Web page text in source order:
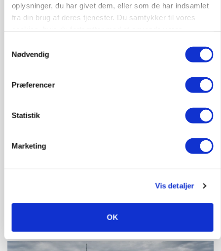
oplysninger, du har givet dem, eller som de har indsamlet
fra din brug af deres tjenester. Du samtykker til vores
Nødvendig
Præferencer
Statistik
Marketing
Vis detaljer
OK
ARRANGEMENT